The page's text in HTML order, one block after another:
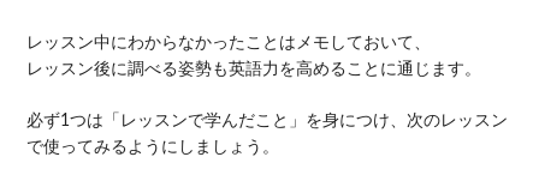
レッスン中にわからなかったことはメモしておいて、
レッスン後に調べる姿勢も英語力を高めることに通じます。
必ず1つは「レッスンで学んだこと」を身につけ、次のレッスン
で使ってみるようにしましょう。